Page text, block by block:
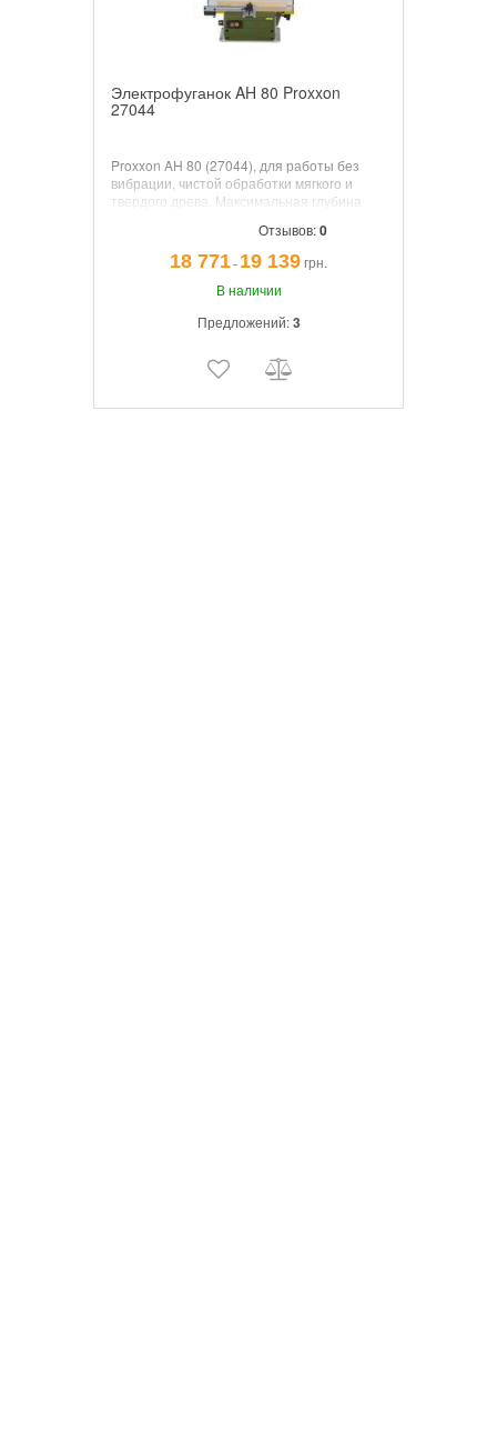
Электрофуганок AH 80 Proxxon
27044
Proxxon AH 80 (27044), для работы без
вибрации, чистой обработки мягкого и
твердого древа. Максимальная глубина
Отзывов:0
18 771¯19 139грн.
В наличии
Предложений:3